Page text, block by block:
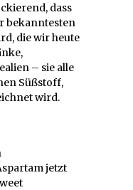
dass
bekanntesten
die wir heute
– sie alle
Süßstoff,
wird.
jetzt